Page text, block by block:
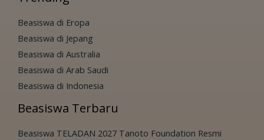
Beasiswa di Eropa
Beasiswa di Jepang
Beasiswa di Australia
Beasiswa di Arab Saudi
Beasiswa di Indonesia
Beasiswa Terbaru
Beasiswa TELADAN 2027 Tanoto Foundation Resmi